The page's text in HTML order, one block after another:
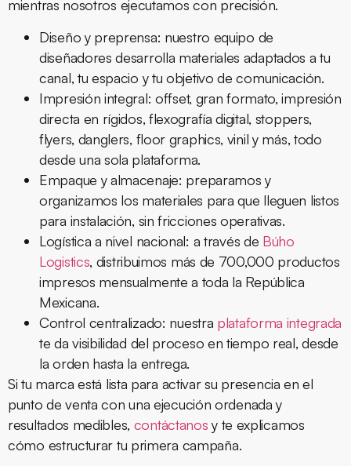
mientras nosotros ejecutamos con precisión.
Diseño y preprensa: nuestro equipo de
diseñadores desarrolla materiales adaptados a tu
canal, tu espacio y tu objetivo de comunicación.
Impresión integral: offset, gran formato, impresión
directa en rígidos, flexografía digital, stoppers,
flyers, danglers, floor graphics, vinil y más, todo
desde una sola plataforma.
Empaque y almacenaje: preparamos y
organizamos los materiales para que lleguen listos
para instalación, sin fricciones operativas.
Logística a nivel nacional: a través de Búho
Logistics, distribuimos más de 700,000 productos
impresos mensualmente a toda la República
Mexicana.
Control centralizado: nuestra plataforma integrada
te da visibilidad del proceso en tiempo real, desde
la orden hasta la entrega.
Si tu marca está lista para activar su presencia en el
punto de venta con una ejecución ordenada y
resultados medibles, contáctanos y te explicamos
cómo estructurar tu primera campaña.